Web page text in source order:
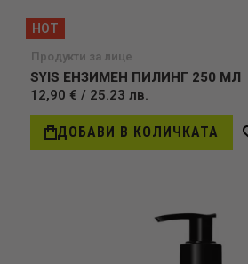
HOT
Продукти за лице
SYIS ЕНЗИМЕН ПИЛИНГ 250 МЛ
12,90 € / 25.23 лв.
ДОБАВИ В КОЛИЧКАТА